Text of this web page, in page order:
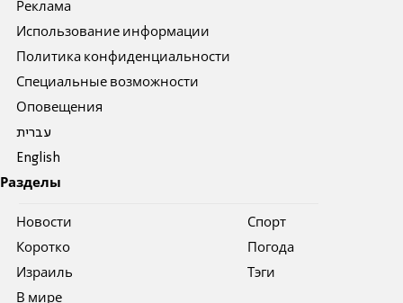
Реклама
Использование информации
Политика конфиденциальности
Специальные возможности
Оповещения
עברית
English
Разделы
Новости
Коротко
Израиль
В мире
Спорт
Погода
Тэги